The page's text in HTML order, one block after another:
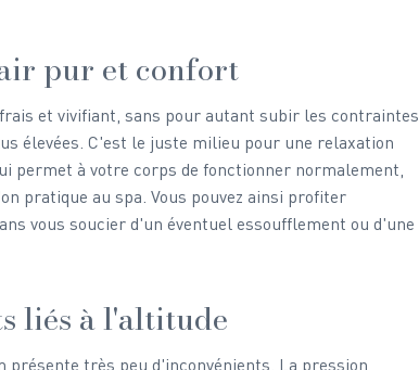
pur et confort
et vivifiant, sans pour autant subir les contraintes
élevées. C'est le juste milieu pour une relaxation
permet à votre corps de fonctionner normalement,
pratique au spa. Vous pouvez ainsi profiter
vous soucier d'un éventuel essoufflement ou d'une
liés à l'altitude
très peu d'inconvénients. La pression